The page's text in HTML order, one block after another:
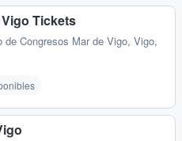
Tickets
de Congresos Mar de Vigo, Vigo,